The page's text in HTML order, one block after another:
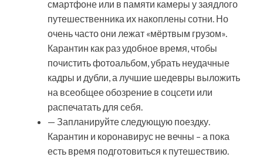
смартфоне или в памяти камеры у заядлого
путешественника их накоплены сотни. Но
очень часто они лежат «мёртвым грузом».
Карантин как раз удобное время, чтобы
почистить фотоальбом, убрать неудачные
кадры и дубли, а лучшие шедевры выложить
на всеобщее обозрение в соцсети или
распечатать для себя.
— Запланируйте следующую поездку.
Карантин и коронавирус не вечны – а пока
есть время подготовиться к путешествию.